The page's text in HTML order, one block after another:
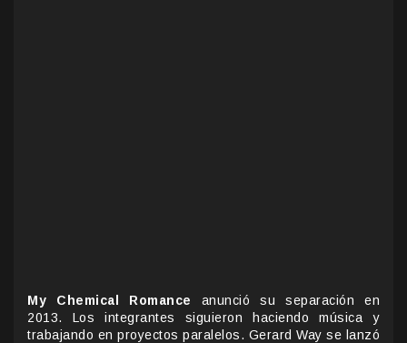
My Chemical Romance anunció su separación en
2013. Los integrantes siguieron haciendo música y
trabajando en proyectos paralelos. Gerard Way se lanzó